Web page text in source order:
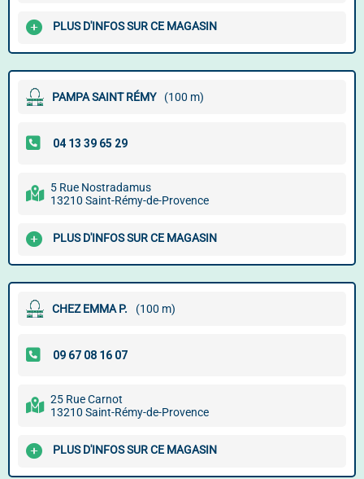
PLUS D'INFOS SUR CE MAGASIN
PAMPA SAINT RÉMY (100 m)
5 Rue Nostradamus
13210 Saint-Rémy-de-Provence
PLUS D'INFOS SUR CE MAGASIN
CHEZ EMMA P. (100 m)
25 Rue Carnot
13210 Saint-Rémy-de-Provence
PLUS D'INFOS SUR CE MAGASIN